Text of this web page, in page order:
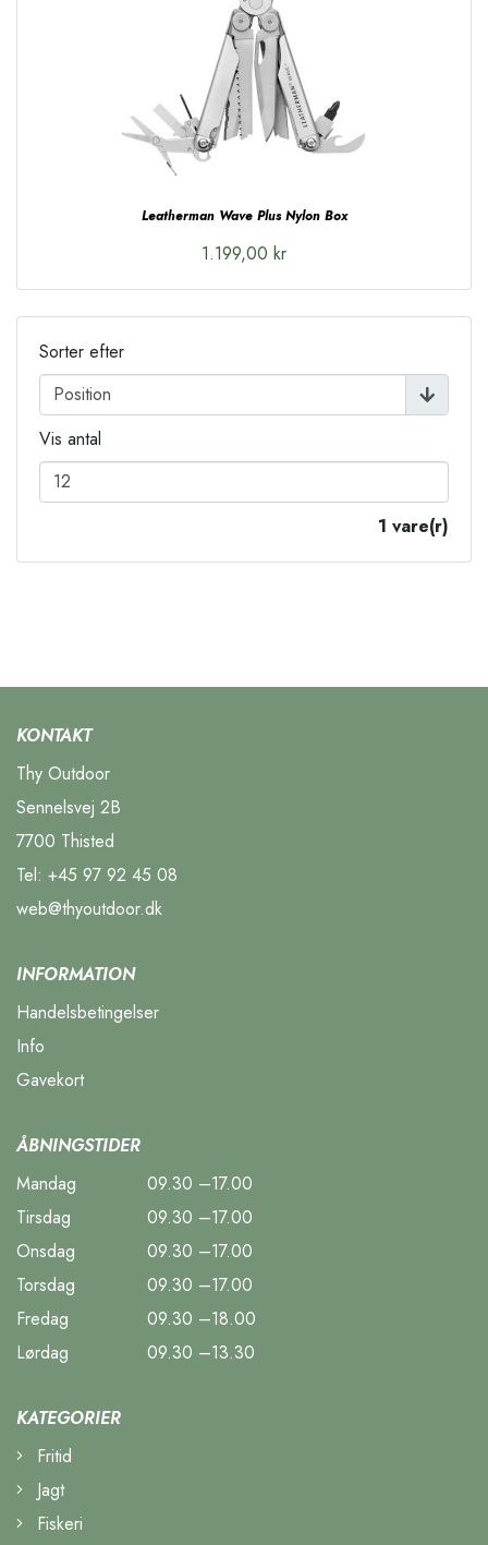
Leatherman Wave Plus Nylon Box
1.199,00 kr
Sorter efter
Vis antal
1 vare(r)
KONTAKT
Thy Outdoor
Sennelsvej 2B
7700 Thisted
Tel: +45 97 92 45 08
web@thyoutdoor.dk
INFORMATION
Handelsbetingelser
Info
Gavekort
ÅBNINGSTIDER
Mandag
09.30 –17.00
Tirsdag
09.30 –17.00
Onsdag
09.30 –17.00
Torsdag
09.30 –17.00
Fredag
09.30 –18.00
Lørdag
09.30 –13.30
KATEGORIER
Fritid
Jagt
Fiskeri